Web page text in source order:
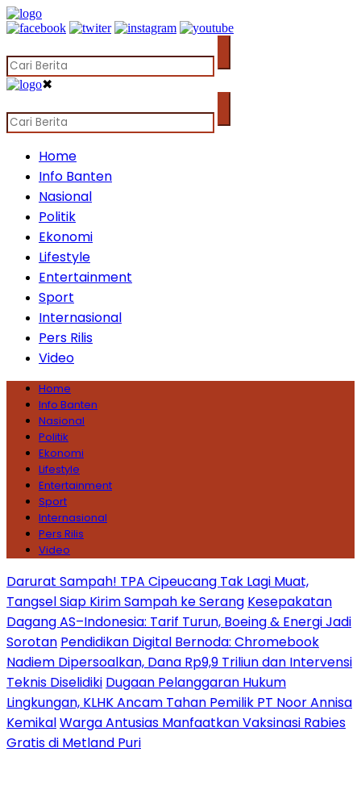
✖
Home
Info Banten
Nasional
Politik
Ekonomi
Lifestyle
Entertainment
Sport
Internasional
Pers Rilis
Video
Home
Info Banten
Nasional
Politik
Ekonomi
Lifestyle
Entertainment
Sport
Internasional
Pers Rilis
Video
Darurat Sampah! TPA Cipeucang Tak Lagi Muat,
Tangsel Siap Kirim Sampah ke Serang Kesepakatan
Dagang AS–Indonesia: Tarif Turun, Boeing & Energi Jadi
Sorotan Pendidikan Digital Bernoda: Chromebook
Nadiem Dipersoalkan, Dana Rp9,9 Triliun dan Intervensi
Teknis Diselidiki Dugaan Pelanggaran Hukum
Lingkungan, KLHK Ancam Tahan Pemilik PT Noor Annisa
KemikalWarga Antusias Manfaatkan Vaksinasi Rabies
Gratis di Metland Puri